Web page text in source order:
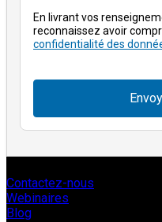
En livrant vos
reconnaissez avoir
confidentialité des
Contactez-nous
Webinaires
Blog